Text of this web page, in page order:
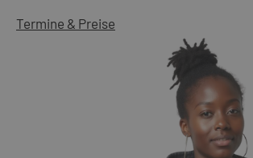
Termine & Preise